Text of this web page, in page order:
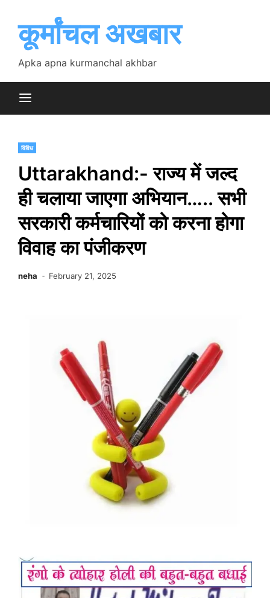
contentकूर्मांचल अखबार
Apka apna kurmanchal akhbar
विविध
Uttarakhand:- राज्य में जल्द
ही चलाया जाएगा अभियान….. सभी
सरकारी कर्मचारियों को करना होगा
विवाह का पंजीकरण
neha February 21, 2025